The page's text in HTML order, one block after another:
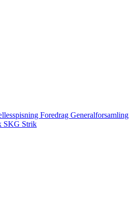
Foredrag Generalforsamling
SKG Strik